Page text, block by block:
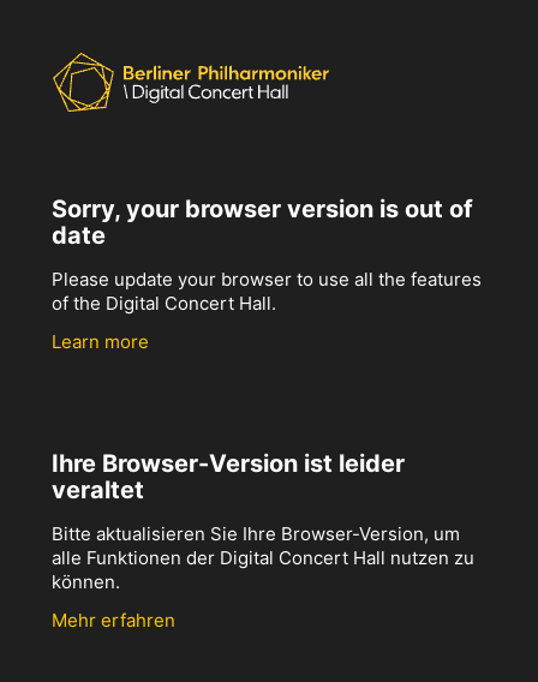
Sorry, your browser version is out of
date
Please update your browser to use all the features
of the Digital Concert Hall.
Learn more
Ihre Browser-Version ist leider
veraltet
Bitte aktualisieren Sie Ihre Browser-Version, um
alle Funktionen der Digital Concert Hall nutzen zu
können.
Mehr erfahren